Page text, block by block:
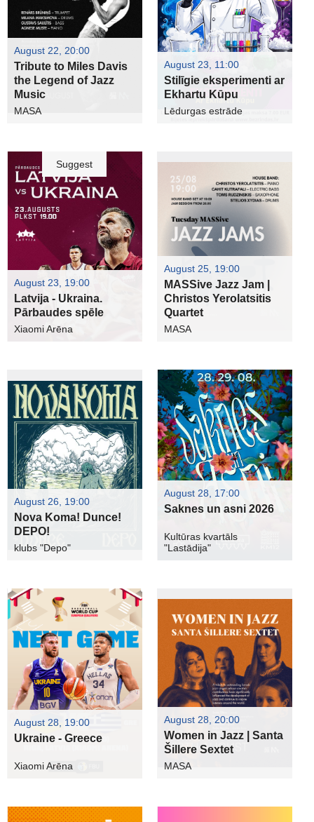
August 22, 20:00
Tribute to Miles Davis
the Legend of Jazz
Music
MASA
August 23, 11:00
Stilīgie eksperimenti ar
Ekhartu Kūpu
Lēdurgas estrāde
Suggest
August 23, 19:00
Latvija - Ukraina.
Pārbaudes spēle
Xiaomi Arēna
August 25, 19:00
MASSive Jazz Jam |
Christos Yerolatsitis
Quartet
MASA
August 26, 19:00
Nova Koma! Dunce!
DEPO!
klubs "Depo"
August 28, 17:00
Saknes un asni 2026
Kultūras kvartāls
"Lastādija"
August 28, 19:00
Ukraine - Greece
Xiaomi Arēna
August 28, 20:00
Women in Jazz | Santa
Šillere Sextet
MASA